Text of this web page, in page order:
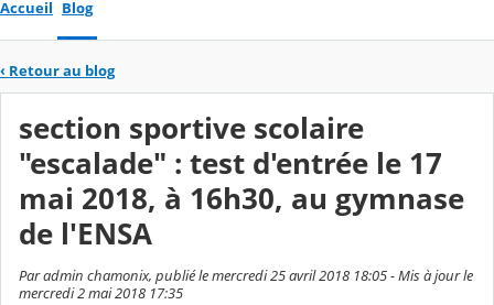
Accueil Blog
‹ Retour au blog
section sportive scolaire
"escalade" : test d'entrée le 17
mai 2018, à 16h30, au gymnase
de l'ENSA
Par admin chamonix, publié le mercredi 25 avril 2018 18:05 - Mis à jour le
mercredi 2 mai 2018 17:35